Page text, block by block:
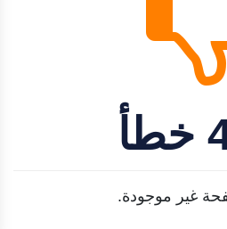
غير موجودة.